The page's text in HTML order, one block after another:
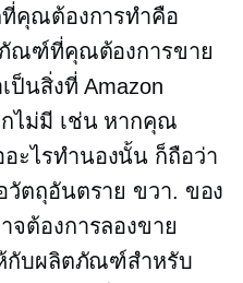
คุณต้องการทำคือ
ภัณฑ์ที่คุณต้องการขาย
ป็นสิ่งที่ Amazon
ไม่มี เช่น หากคุณ
ะไรทำนองนั้น ก็ถือว่า
ตถุอันตราย ขวา. ของ
ต้องการลองขาย
ห้กับผลิตภัณฑ์สำหรับ